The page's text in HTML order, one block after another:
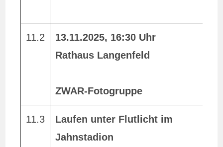
11.2
13.11.2025, 16:30 Uhr
Rathaus Langenfeld
ZWAR-Fotogruppe
11.3
Laufen unter Flutlicht im
Jahnstadion